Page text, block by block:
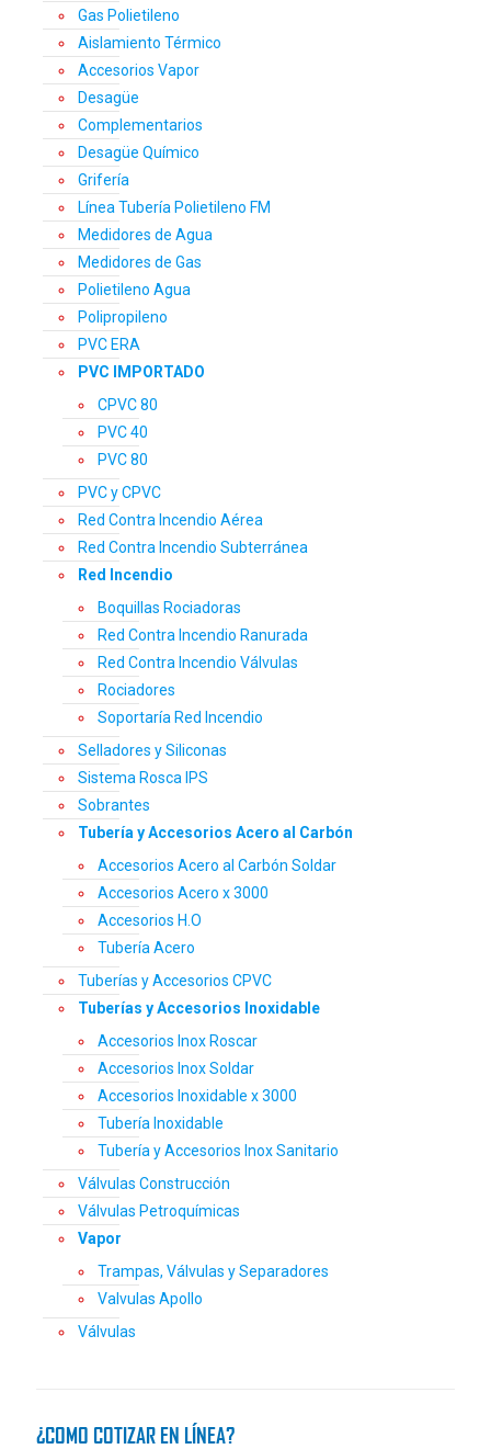
Gas Polietileno
Aislamiento Térmico
Accesorios Vapor
Desagüe
Complementarios
Desagüe Químico
Grifería
Línea Tubería Polietileno FM
Medidores de Agua
Medidores de Gas
Polietileno Agua
Polipropileno
PVC ERA
PVC IMPORTADO
CPVC 80
PVC 40
PVC 80
PVC y CPVC
Red Contra Incendio Aérea
Red Contra Incendio Subterránea
Red Incendio
Boquillas Rociadoras
Red Contra Incendio Ranurada
Red Contra Incendio Válvulas
Rociadores
Soportaría Red Incendio
Selladores y Siliconas
Sistema Rosca IPS
Sobrantes
Tubería y Accesorios Acero al Carbón
Accesorios Acero al Carbón Soldar
Accesorios Acero x 3000
Accesorios H.O
Tubería Acero
Tuberías y Accesorios CPVC
Tuberías y Accesorios Inoxidable
Accesorios Inox Roscar
Accesorios Inox Soldar
Accesorios Inoxidable x 3000
Tubería Inoxidable
Tubería y Accesorios Inox Sanitario
Válvulas Construcción
Válvulas Petroquímicas
Vapor
Trampas, Válvulas y Separadores
Valvulas Apollo
Válvulas
¿COMO COTIZAR EN LÍNEA?